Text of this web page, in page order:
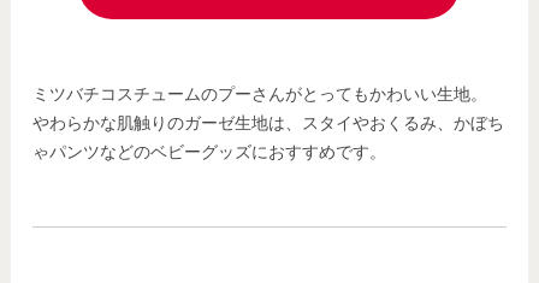
ミツバチコスチュームのプーさんがとってもかわいい生地。
やわらかな肌触りのガーゼ生地は、スタイやおくるみ、かぼち
ゃパンツなどのベビーグッズにおすすめです。